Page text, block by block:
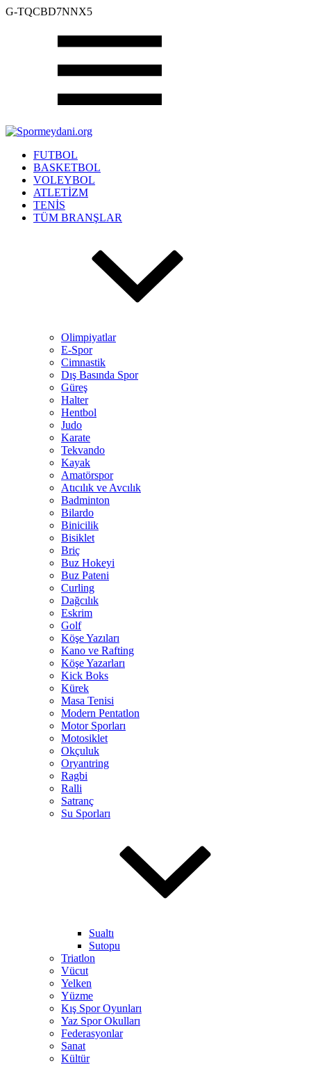
G-TQCBD7NNX5
FUTBOL
BASKETBOL
VOLEYBOL
ATLETİZM
TENİS
TÜM BRANŞLAR
Olimpiyatlar
E-Spor
Cimnastik
Dış Basında Spor
Güreş
Halter
Hentbol
Judo
Karate
Tekvando
Kayak
Amatörspor
Atıcılık ve Avcılık
Badminton
Bilardo
Binicilik
Bisiklet
Briç
Buz Hokeyi
Buz Pateni
Curling
Dağcılık
Eskrim
Golf
Köşe Yazıları
Kano ve Rafting
Köşe Yazarları
Kick Boks
Kürek
Masa Tenisi
Modern Pentatlon
Motor Sporları
Motosiklet
Okçuluk
Oryantring
Ragbi
Ralli
Satranç
Su Sporları
Sualtı
Sutopu
Triatlon
Vücut
Yelken
Yüzme
Kış Spor Oyunları
Yaz Spor Okulları
Federasyonlar
Sanat
Kültür